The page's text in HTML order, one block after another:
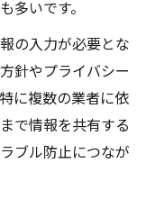
多いです。
の入力が必要とな
針やプライバシー
に複数の業者に依
で情報を共有する
ブル防止につなが